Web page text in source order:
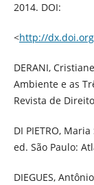
2014. DOI:
<http://
DERANI,
Ambiente e as
Revista de
DI PIETRO,
ed. São Paulo:
DIEGUES,